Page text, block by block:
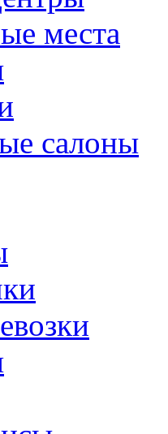
места
салоны